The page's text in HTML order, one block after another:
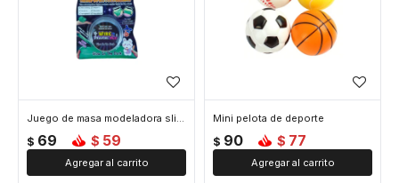
Juego de masa modeladora slime incandescente
$ 69 $ 59
Mini pelota de deporte
$ 90 $ 77